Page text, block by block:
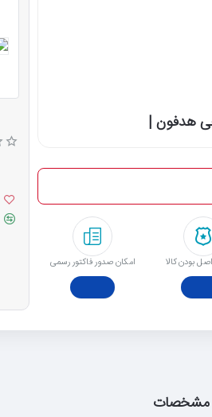
ﺑﻮدن ﮐﺎﻟﺎ امکان صدور فاکتور رسمی
مشخصات